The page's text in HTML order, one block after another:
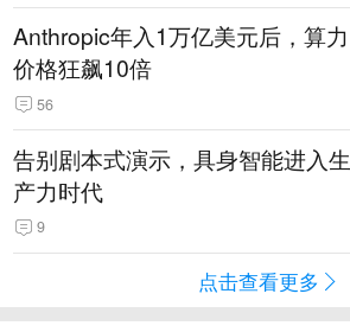
Anthropic年入1万亿美元后，算力
价格狂飙10倍
56
告别剧本式演示，具身智能进入生
产力时代
9
点击查看更多